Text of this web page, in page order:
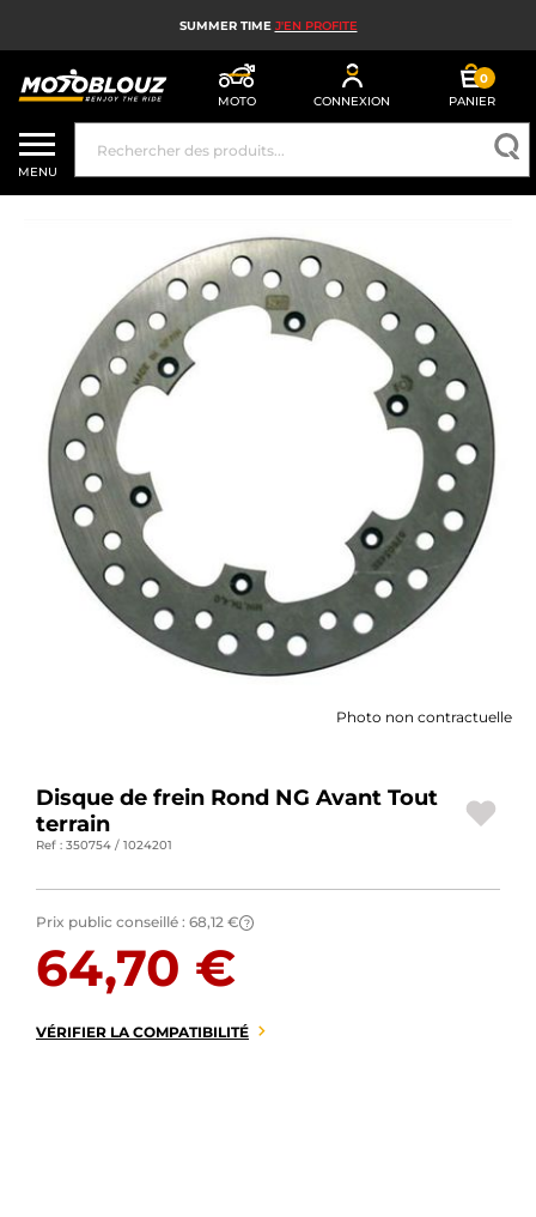
SUMMER TIME J'EN PROFITE
MOTO CONNEXION
0
PANIER
CASQUE MOTO
ÉQUIPEMENT MOTO HOMME
ÉQUIPEMENT MOTO FEMME
MX, ENDURO ET TRIAL
HIGH TECH MOTO
AIRBAG MOTO
ACCESSOIRES MOTO
BAGAGERIE MOTO
PNEUS MOTO
SPORTSWEAR
NOUS CONTACTER
MENU
Photo non contractuelle
Disque de frein Rond NG Avant Tout
terrain
Ref : 350754 / 1024201
Prix public conseillé : 68,12 € ?
64,70 €
VÉRIFIER LA COMPATIBILITÉ